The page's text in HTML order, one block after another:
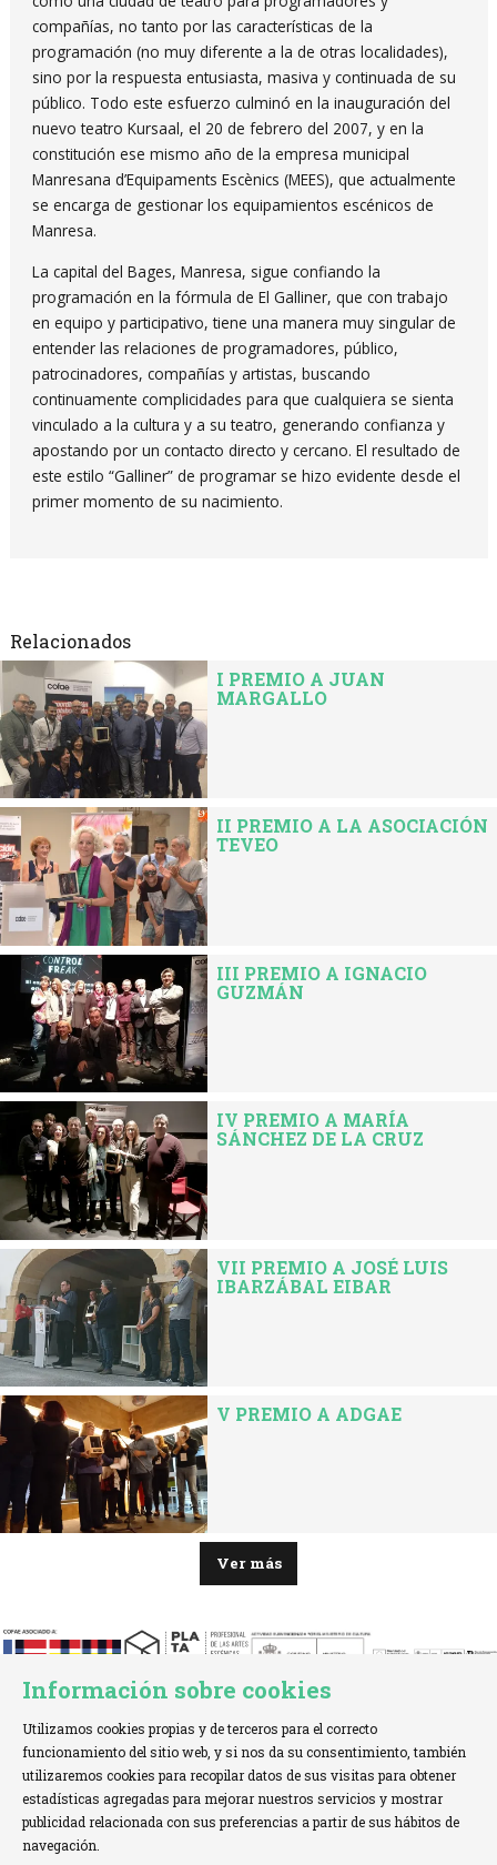
compañías, no tanto por las características de la
programación (no muy diferente a la de otras localidades),
sino por la respuesta entusiasta, masiva y continuada de su
público. Todo este esfuerzo culminó en la inauguración del
nuevo teatro Kursaal, el 20 de febrero del 2007, y en la
constitución ese mismo año de la empresa municipal
Manresana d’Equipaments Escènics (MEES), que actualmente
se encarga de gestionar los equipamientos escénicos de
Manresa.
La capital del Bages, Manresa, sigue confiando la
programación en la fórmula de El Galliner, que con trabajo
en equipo y participativo, tiene una manera muy singular de
entender las relaciones de programadores, público,
patrocinadores, compañías y artistas, buscando
continuamente complicidades para que cualquiera se sienta
vinculado a la cultura y a su teatro, generando confianza y
apostando por un contacto directo y cercano. El resultado de
este estilo “Galliner” de programar se hizo evidente desde el
primer momento de su nacimiento.
Relacionados
I PREMIO A JUAN
MARGALLO
II PREMIO A LA ASOCIACIÓN
TEVEO
III PREMIO A IGNACIO
GUZMÁN
IV PREMIO A MARÍA
SÁNCHEZ DE LA CRUZ
VII PREMIO A JOSÉ LUIS
IBARZÁBAL EIBAR
V PREMIO A ADGAE
Ver más
TELÉFONO:+34 621 00 65 08 | info@cofae.net
Sitemap | Aviso Legal
Información sobre cookies
Utilizamos cookies propias y de terceros para el correcto
funcionamiento del sitio web, y si nos da su consentimiento, también
utilizaremos cookies para recopilar datos de sus visitas para obtener
estadísticas agregadas para mejorar nuestros servicios y mostrar
publicidad relacionada con sus preferencias a partir de sus hábitos de
navegación.